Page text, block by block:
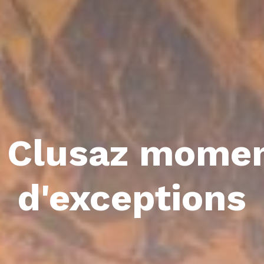
Clusaz
d'exceptions